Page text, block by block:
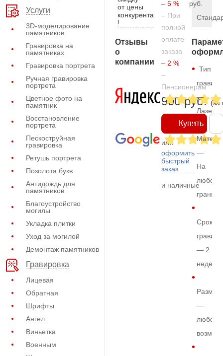
Услуги
3D-моделирование
памятников
Гравировка на
памятниках
Гравировка портрета
Ручная гравировка
портрета
Цветное фото на
памятник
Восстановление
портрета
Пескоструйная
гравировка
Ретушь портрета
Позолота букв
Антидождь для
памятников
Благоустройство
могилы
Укладка плитки
Уход за могилой
Демонтаж памятников
Гравировка
Лицевая
Обратная
Шрифты
Ангел
Виньетка
Военным
от цены
конкурента
!
Отзывы
о
компании
– 5 %
– При
полной
оплате
заказа
– 2 %
–
Пенсионерам
900 руб. (за
Купить
или
оформить
быстрый
заказ
и наличные
руб.
Тип
—
—
На
любом
граните
Срок
— 2
недели
Размер
—
любой